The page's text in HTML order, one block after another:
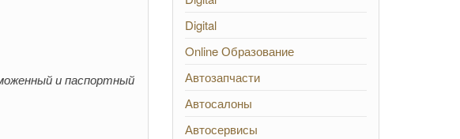
и паспортный
Digital
Online Образование
Автозапчасти
Автосалоны
Автосервисы